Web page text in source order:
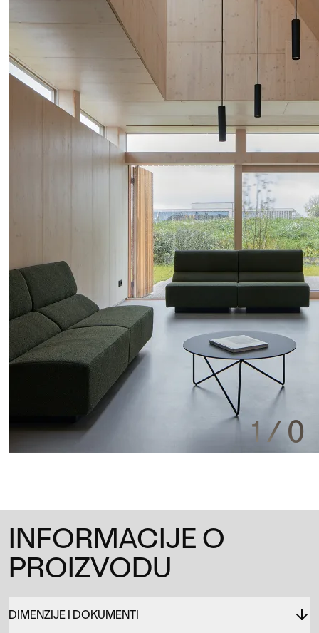
1/0
INFORMACIJE O
PROIZVODU
DIMENZIJE I DOKUMENTI